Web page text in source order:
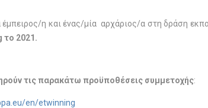
η και ένας/μία αρχάριος/α στη δράση
το 2021.
τις παρακάτω προϋποθέσεις συμμετοχής:
en/etwinning